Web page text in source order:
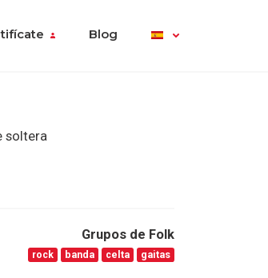
Blog
soltera
Grupos de Folk
rock banda celta gaitas